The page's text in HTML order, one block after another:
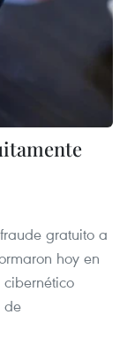
gratuito a
hoy en
de